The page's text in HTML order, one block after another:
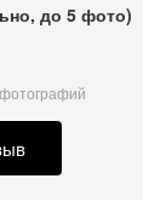
до 5 фото)